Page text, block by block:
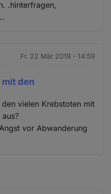
.hinterfragen,
Fr. 22 Mär 2019 - 14:59
mit den
vielen Krebstoten mit
vor Abwanderung